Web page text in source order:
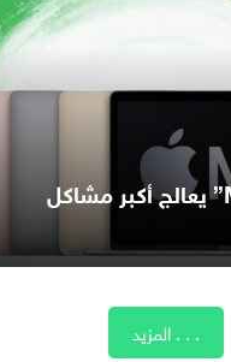
“ماك بوك آير M3” يعالج أكبر مشاكل
المزيد . . .